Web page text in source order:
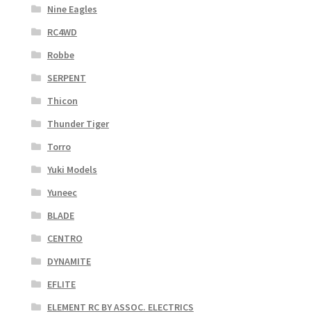
Nine Eagles
RC4WD
Robbe
SERPENT
Thicon
Thunder Tiger
Torro
Yuki Models
Yuneec
BLADE
CENTRO
DYNAMITE
EFLITE
ELEMENT RC BY ASSOC. ELECTRICS